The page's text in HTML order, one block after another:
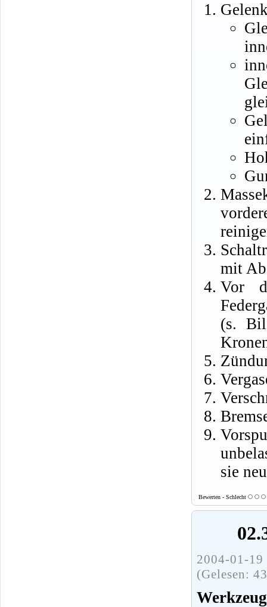
mit
Vor
(s.
sie
Bewerten - Schlecht
2004-01-
(Gelesen: